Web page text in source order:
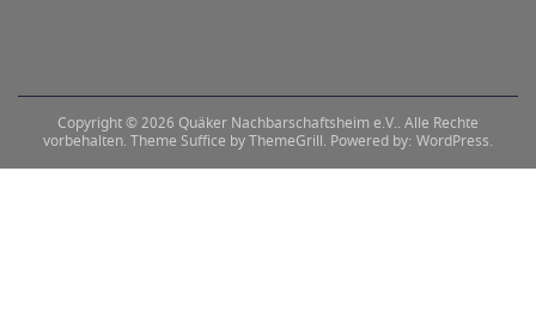
Copyright © 2026 Quäker Nachbarschaftsheim e.V.. Alle Rechte
vorbehalten. Theme Suffice by ThemeGrill. Powered by: WordPress.